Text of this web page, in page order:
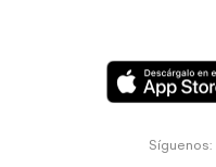
Síguenos: